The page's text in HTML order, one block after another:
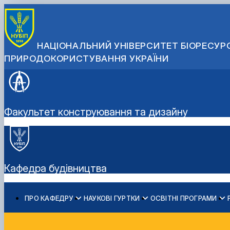
НАЦІОНАЛЬНИЙ УНІВЕРСИТЕТ
ПРИРОДОКОРИСТУВАННЯ УКРАЇНИ
Факультет конструювання та дизайну
Кафедра будівництва
ПРО КАФЕДРУ
Загальна інформація про кафедру
НАУКОВІ ГУРТКИ
Вібродіагностика та неруйнівний контроль
ОСВІТНІ ПРОГРАМИ
Освітні нормативи
Бакалавр
Навчальний процес